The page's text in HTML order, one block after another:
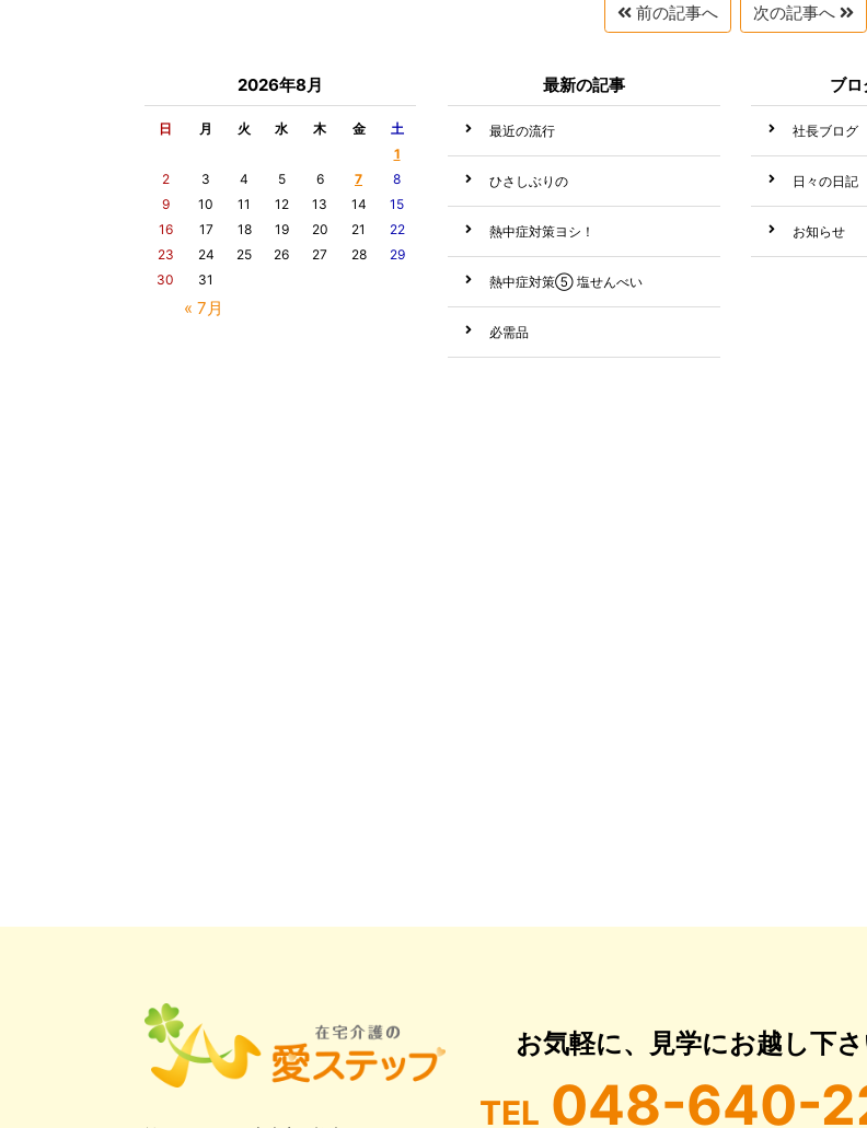
前の記事へ 次の記事へ
2026年8月
日 月 火 水 木 金 土
« 7月
1
2
3 4 5 6 7
8
9
10 11 12 13 14
15
16
17 18 19 20 21
22
23
24 25 26 27 28
29
30
31
最新の記事
最近の流行
ひさしぶりの
熱中症対策ヨシ！
熱中症対策⑤ 塩せんべい
必需品
ブロ
社長ブログ
日々の日記
お知らせ
お気軽に、見学にお越し下さ
TEL 048-640-